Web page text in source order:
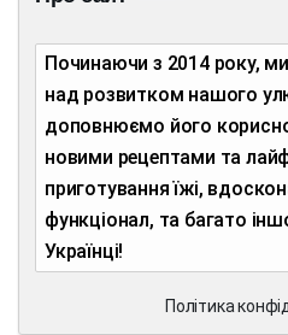
Починаючи з 2014 року, ми щоденно працюємо
над розвитком нашого
доповнюємо його
новими рецептами та
приготування їжі,
функціонал, та багато
Українці!
Політика